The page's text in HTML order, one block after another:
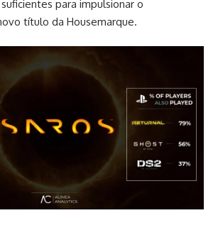
para impulsionar o
título da Housemarque.